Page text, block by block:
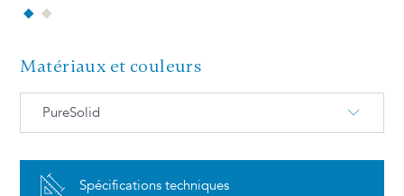
Matériaux et couleurs
PureSolid
Spécifications techniques